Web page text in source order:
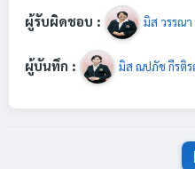
ผู้รับผิดชอบ : มิส วรรณ
ผู้บันทึก : มิส ณปภัช กีรติร